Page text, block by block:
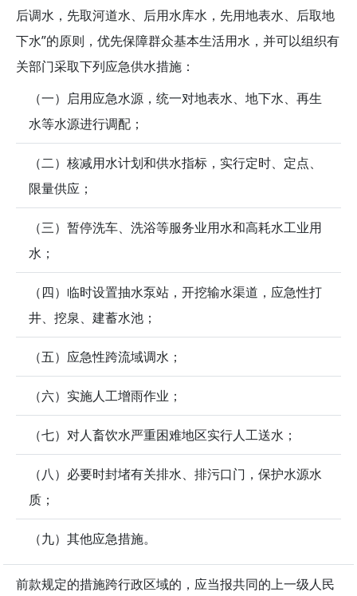
后调水，先取河道水、后用水库水，先用地表水、后取地
下水”的原则，优先保障群众基本生活用水，并可以组织有
关部门采取下列应急供水措施：
（一）启用应急水源，统一对地表水、地下水、再生
水等水源进行调配；
（二）核减用水计划和供水指标，实行定时、定点、
限量供应；
（三）暂停洗车、洗浴等服务业用水和高耗水工业用
水；
（四）临时设置抽水泵站，开挖输水渠道，应急性打
井、挖泉、建蓄水池；
（五）应急性跨流域调水；
（六）实施人工增雨作业；
（七）对人畜饮水严重困难地区实行人工送水；
（八）必要时封堵有关排水、排污口门，保护水源水
质；
（九）其他应急措施。
前款规定的措施跨行政区域的，应当报共同的上一级人民